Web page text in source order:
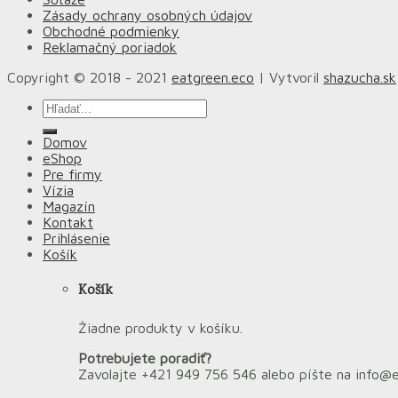
Zásady ochrany osobných údajov
Obchodné podmienky
Reklamačný poriadok
Copyright © 2018 - 2021 eatgreen.eco | Vytvoril shazucha.sk
Hľadať:
Domov
eShop
Pre firmy
Vízia
Magazín
Kontakt
Prihlásenie
Košík
Košík
Žiadne produkty v košíku.
Potrebujete poradiť?
Zavolajte +421 949 756 546 alebo píšte na